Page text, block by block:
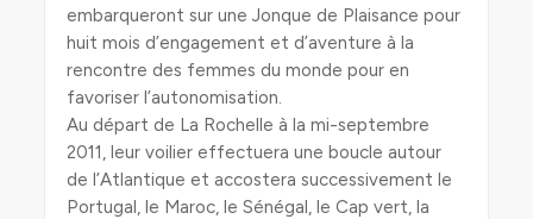
embarqueront sur une Jonque de Plaisance pour
huit mois d’engagement et d’aventure à la
rencontre des femmes du monde pour en
favoriser l’autonomisation.
Au départ de La Rochelle à la mi-septembre
2011, leur voilier effectuera une boucle autour
de l’Atlantique et accostera successivement le
Portugal, le Maroc, le Sénégal, le Cap vert, la